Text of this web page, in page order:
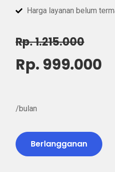
Harga layanan belum
Rp. 1.215.000
Rp. 999.000
/bulan
Berlangganan